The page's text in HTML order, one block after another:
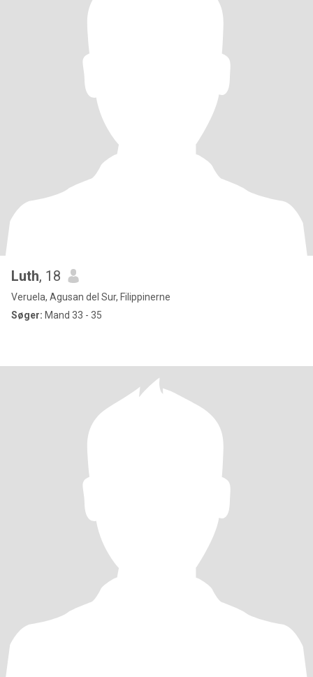
Luth, 18
Veruela, Agusan del Sur, Filippinerne
Søger: Mand 33 - 35